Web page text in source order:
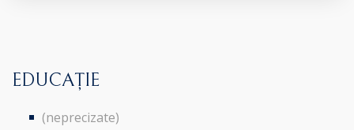
EDUCAȚIE
(neprecizate)